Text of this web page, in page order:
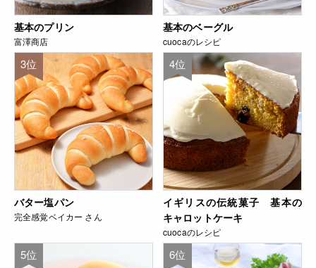
基本のプリン
富澤商店
基本のベーグル
cuocaのレシピ
3位
バター塩パン
完全感覚ベイカー さん
4位
イギリスの伝統菓子 基本の
キャロットケーキ
cuocaのレシピ
5位 6位